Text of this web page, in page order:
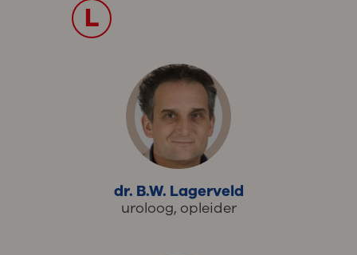
L
dr. B.W. Lagerveld
uroloog, opleider